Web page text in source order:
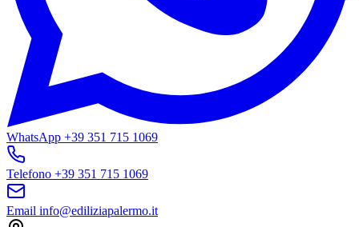
WhatsApp +39 351 715 1069
Telefono +39 351 715 1069
Email info@ediliziapalermo.it